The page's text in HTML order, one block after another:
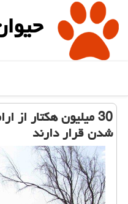
30 میلیون هكتار
شدن قرار دارند